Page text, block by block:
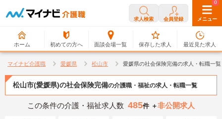
求人検索 会員登録 メニュー
ホーム 初めての方へ 面談会場一覧
0
保存した求人
0
最近見た求人
マイナビ介護職 愛媛県 松山市 愛媛県の社会保険完備の求人・転職一覧
松山市(愛媛県)の社会保険完備の介護職・福祉の求人・転職一覧
この条件の介護・福祉求人数 485件 ＋非公開求人